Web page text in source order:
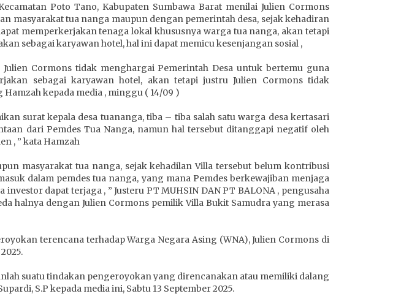
Poto Tano, Kabupaten Sumbawa Barat menilai Julien Cormons
masyarakat tua nanga maupun dengan pemerintah desa, sejak kehadiran
memperkerjakan tenaga lokal khususnya warga tua nanga, akan tetapi
sebagai karyawan hotel, hal ini dapat memicu kesenjangan sosial ,
Cormons tidak menghargai Pemerintah Desa untuk bertemu guna
sebagai karyawan hotel, akan tetapi justru Julien Cormons tidak
kepada media , minggu ( 14/09 )
surat kepala desa tuananga, tiba – tiba salah satu warga desa kertasari
dari Pemdes Tua Nanga, namun hal tersebut ditanggapi negatif oleh
, ” kata Hamzah
masyarakat tua nanga, sejak kehadilan Villa tersebut belum kontribusi
dalam pemdes tua nanga, yang mana Pemdes berkewajiban menjaga
dapat terjaga , ” Justeru PT MUHSIN DAN PT BALONA , pengusaha
halnya dengan Julien Cormons pemilik Villa Bukit Samudra yang merasa
terencana terhadap Warga Negara Asing (WNA), Julien Cormons di
suatu tindakan pengeroyokan yang direncanakan atau memiliki dalang
S.P kepada media ini, Sabtu 13 September 2025.